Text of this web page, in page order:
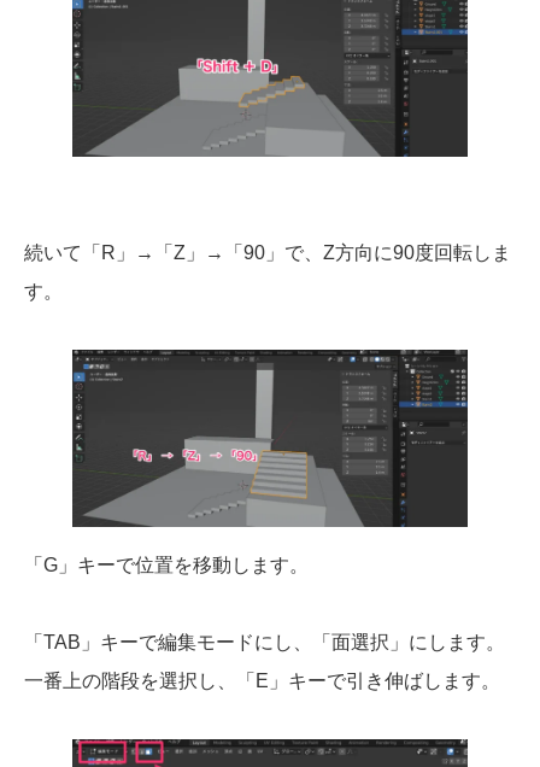
続いて「R」→「Z」→「90」で、Z方向に90度回転しま
す。
「G」キーで位置を移動します。
「TAB」キーで編集モードにし、「面選択」にします。
一番上の階段を選択し、「E」キーで引き伸ばします。